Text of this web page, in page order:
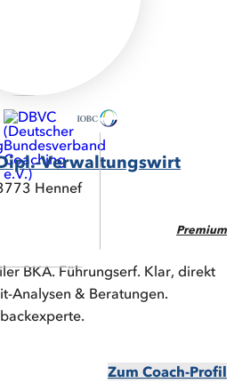
Verwaltungswirt
Hennef
Premium
BKA. Führungserf. Klar, direkt
Analysen & Beratungen.
Zum Coach-Profil